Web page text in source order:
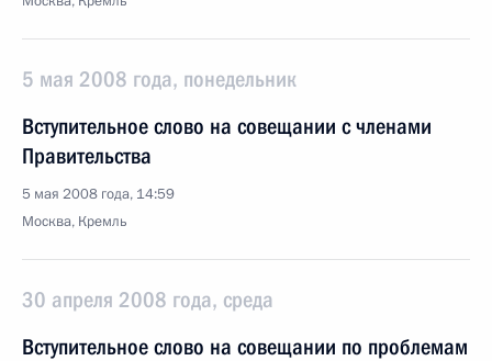
5 мая 2008 года, понедельник
Вступительное слово на совещании с членами
Правительства
5 мая 2008 года, 14:59
Москва, Кремль
30 апреля 2008 года, среда
Вступительное слово на совещании по проблемам